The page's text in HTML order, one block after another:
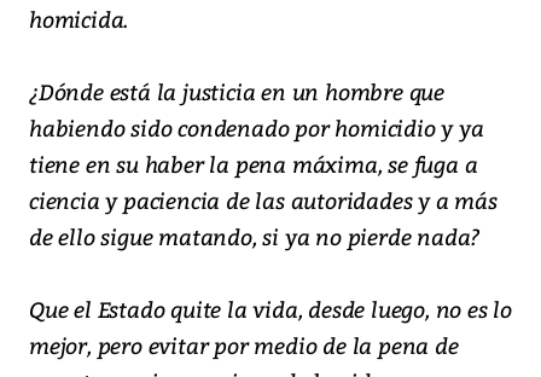
homicida.
¿Dónde está la justicia en un hombre que
habiendo sido condenado por homicidio y ya
tiene en su haber la pena máxima, se fuga a
ciencia y paciencia de las autoridades y a más
de ello sigue matando, si ya no pierde nada?
Que el Estado quite la vida, desde luego, no es lo
mejor, pero evitar por medio de la pena de